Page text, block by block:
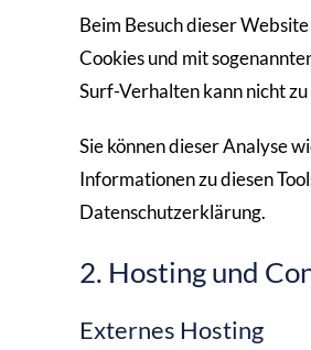
Beim Besuch dieser
Cookies und mit
Surf-Verhalten kann nicht
Sie können dieser Analyse
Informationen zu diesen
Datenschutzerklärung.
2. Hosting und
Externes Hosting